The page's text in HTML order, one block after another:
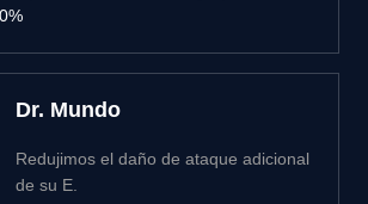
Dr. Mundo
Redujimos el daño de ataque adicional
de su E.